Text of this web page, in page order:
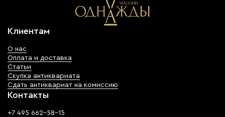
Клиентам
О нас
Оплата и доставка
Статьи
Скупка антиквариата
Сдать антиквариат на комиссию
Контакты
+7 495 662-58-15